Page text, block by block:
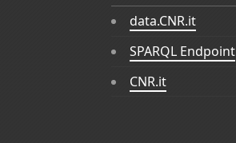
data.CNR.it
SPARQL Endpoint
CNR.it